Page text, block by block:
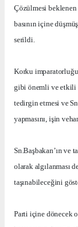
Çözülmesi beklenen
basının içine
serildi.
Korku
gibi önemli ve etkili
tedirgin etmesi ve
yapmasını, işin
Sn.Başbakan’ın ve
olarak algılanması
taşınabileceğini
Parti içine dönecek